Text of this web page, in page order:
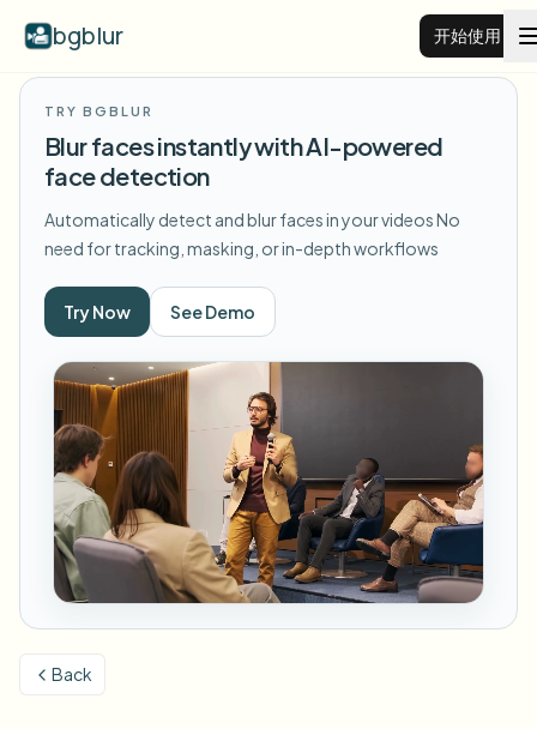
bgblur 开始使用
示例
浏览完整示例库
模糊人脸
模糊车牌
模糊背景
模糊任何内容
功能
View all features
Browse every blur tool in one place
模糊车牌
模糊人脸
企业
学校与教育
校园摄像头、讲座和地区批量隐私
媒体与娱乐
试映、发布和合规
零售与电商
资源
常见问题
博客
Whitepapers
Choose language
TRY BGBLUR
Blur faces instantly with AI-powered
face detection
Automatically detect and blur faces in your videosNo
need for tracking, masking, or in-depth workflows
Try Now See Demo
Back